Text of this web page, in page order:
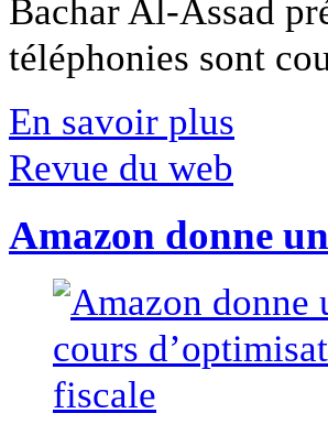
Bachar Al-Assad
téléphonies sont
En savoir plus
Revue du web
Amazon donne